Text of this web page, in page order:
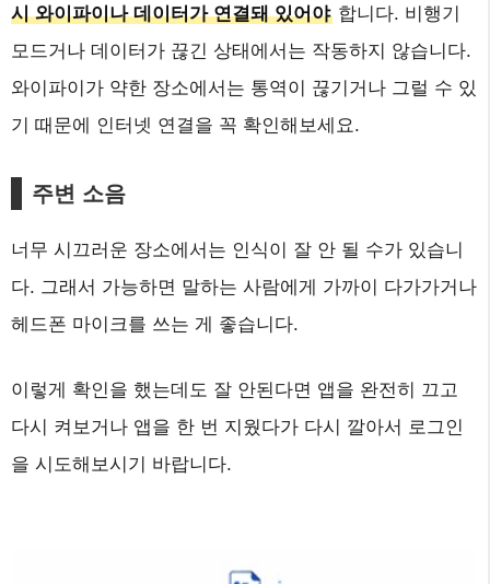
시 와이파이나 데이터가 연결돼 있어야 합니다. 비행기
모드거나 데이터가 끊긴 상태에서는 작동하지 않습니다.
와이파이가 약한 장소에서는 통역이 끊기거나 그럴 수 있
기 때문에 인터넷 연결을 꼭 확인해보세요.
주변 소음
너무 시끄러운 장소에서는 인식이 잘 안 될 수가 있습니
다. 그래서 가능하면 말하는 사람에게 가까이 다가가거나
헤드폰 마이크를 쓰는 게 좋습니다.
이렇게 확인을 했는데도 잘 안된다면 앱을 완전히 끄고
다시 켜보거나 앱을 한 번 지웠다가 다시 깔아서 로그인
을 시도해보시기 바랍니다.